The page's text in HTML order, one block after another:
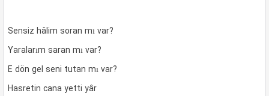
Sensiz hâlim soran mı var?
Yaralarım saran mı var?
E dön gel seni tutan mı var?
Hasretin cana yetti yâr